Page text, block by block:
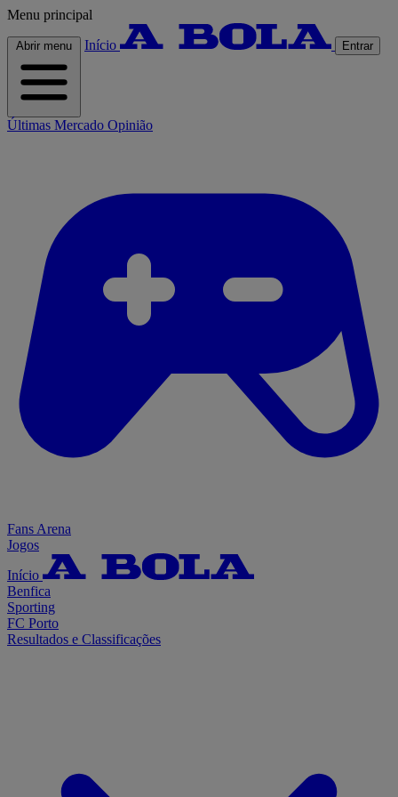
Menu principal
Abrir menu Início Entrar
Últimas Mercado Opinião
Fans Arena
Jogos
Início
Benfica
Sporting
FC Porto
Resultados e Classificações